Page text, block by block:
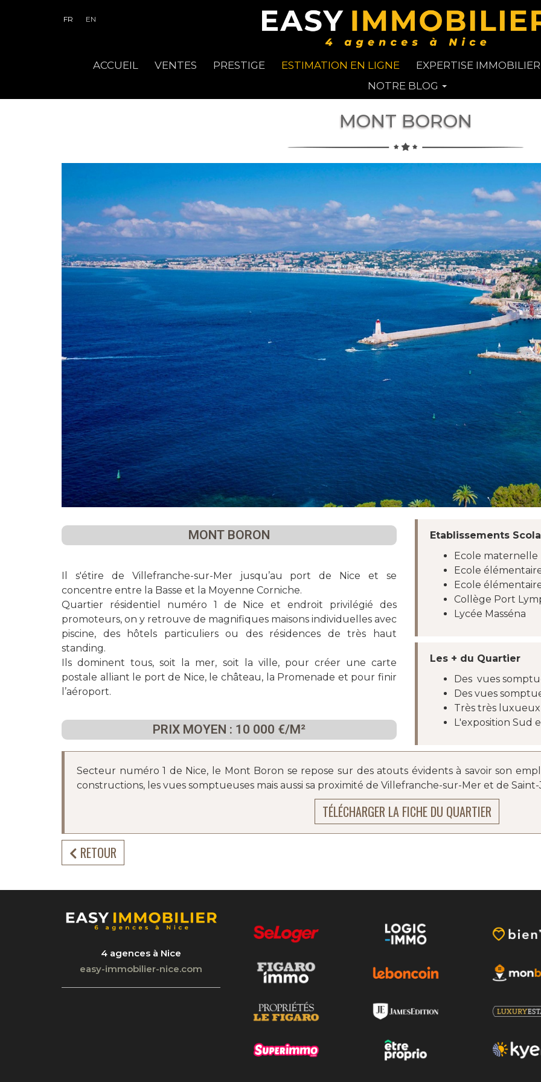
FR EN
ACCUEIL VENTES PRESTIGE ESTIMATION EN LIGNE
EXPERTISE
NOTRE BLOG
MONT BORON
MONT BORON
Il s'étire de Villefranche-sur-Mer jusqu’au port de Nice et se
concentre entre la Basse et la Moyenne Corniche.
Quartier résidentiel numéro 1 de Nice et endroit privilégié des
promoteurs, on y retrouve de magnifiques maisons individuelles avec
piscine, des hôtels particuliers ou des résidences de très haut
standing.
Ils dominent tous, soit la mer, soit la ville, pour créer une carte
postale alliant le port de Nice, le château, la Promenade et pour finir
l’aéroport.
PRIX MOYEN : 10 000 €/M²
Etablissements
Ecole maternelle
Ecole
Ecole
Collège Port
Lycée Masséna
Les + du Quartier
Des vues
Des vues
Très très luxueux
L'exposition Sud
Secteur numéro 1 de Nice, le Mont Boron se repose sur des atouts évidents à savoir son
constructions, les vues somptueuses mais aussi sa proximité de Villefranche-sur-Mer et de
TÉLÉCHARGER LA FICHE DU QUARTIER
RETOUR
4 agences à Nice
easy-immobilier-nice.com